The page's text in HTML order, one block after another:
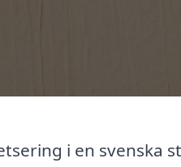
i en svenska